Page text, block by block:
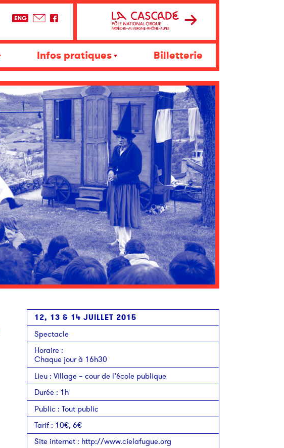
Infos pratiques Billetterie
12, 13 & 14 JUILLET 2015
Spectacle
Horaire:
Chaque jour à 16h30
Lieu: Village – cour de l’école publique
Durée: 1h
Public: Tout public
Tarif: 10€, 6€
Site internet: http://www.cielafugue.org